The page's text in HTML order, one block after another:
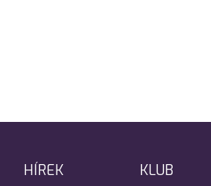
HÍREK KLUB